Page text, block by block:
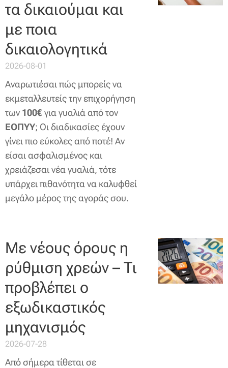
τα δικαιούμαι και
με ποια
δικαιολογητικά
2026-08-01
Αναρωτιέσαι πώς μπορείς να
εκμεταλλευτείς την επιχορήγηση
των 100€για γυαλιά από τον
ΕΟΠΥΥ; Οι διαδικασίες έχουν
γίνει πιο εύκολες από ποτέ! Αν
είσαι ασφαλισμένος και
χρειάζεσαι νέα γυαλιά, τότε
υπάρχει πιθανότητα να καλυφθεί
μεγάλο μέρος της αγοράς σου.
Με νέους όρους η
ρύθμιση χρεών – Τι
προβλέπει ο
εξωδικαστικός
μηχανισμός
2026-07-28
Από σήμερα τίθεται σε